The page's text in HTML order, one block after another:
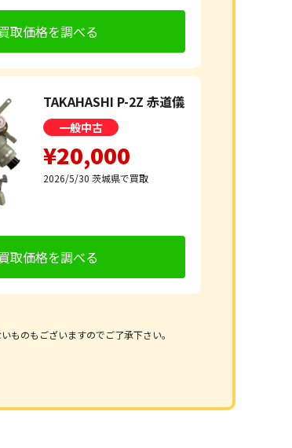
取価格を調べる
TAKAHASHI P-2Z 赤道儀
一般中古
¥20,000
2026/5/30 茨城県で買取
取価格を調べる
ものもございますのでご了承下さい。